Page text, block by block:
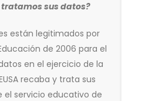
sus datos?
están legitimados por
de 2006 para el
en el ejercicio de la
recaba y trata sus
el servicio educativo de